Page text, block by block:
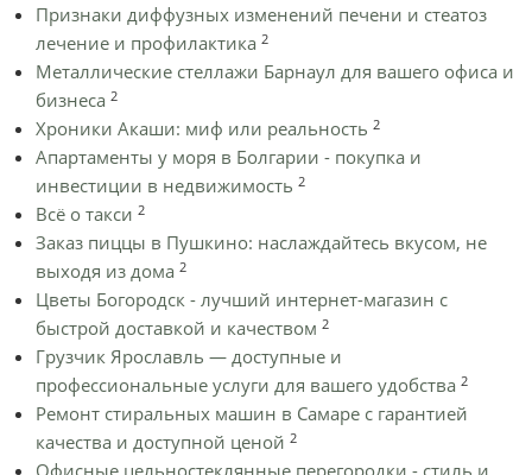
Признаки диффузных изменений печени и стеатоз
лечение и профилактика 2
Металлические стеллажи Барнаул для вашего офиса и
бизнеса 2
Хроники Акаши: миф или реальность 2
Апартаменты у моря в Болгарии - покупка и
инвестиции в недвижимость 2
Всё о такси 2
Заказ пиццы в Пушкино: наслаждайтесь вкусом, не
выходя из дома 2
Цветы Богородск - лучший интернет-магазин с
быстрой доставкой и качеством 2
Грузчик Ярославль — доступные и
профессиональные услуги для вашего удобства 2
Ремонт стиральных машин в Самаре с гарантией
качества и доступной ценой 2